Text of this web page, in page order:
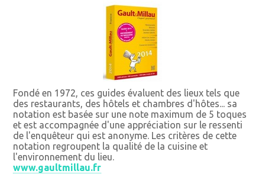
Fondé en 1972, ces guides évaluent des lieux tels que
des restaurants, des hôtels et chambres d'hôtes... sa
notation est basée sur une note maximum de 5 toques
et est accompagnée d'une appréciation sur le ressenti
de l'enquêteur qui est anonyme. Les critères de cette
notation regroupent la qualité de la cuisine et
l'environnement du lieu.
www.gaultmillau.fr